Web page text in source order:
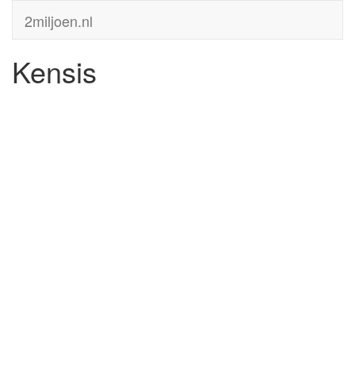
2miljoen.nl
Kensis